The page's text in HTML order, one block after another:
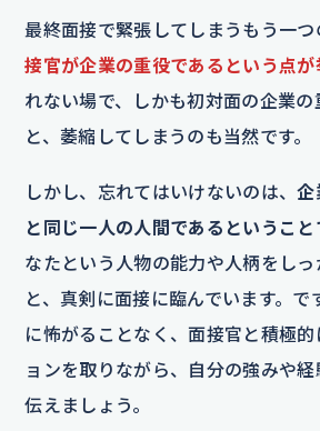
最終面接で緊張してしまうもう一つ
接官が企業の重役であるという点が
れない場で、しかも初対面の企業の
と、萎縮してしまうのも当然です。
しかし、忘れてはいけないのは、企
と同じ一人の人間であるということ
なたという人物の能力や人柄をしっ
と、真剣に面接に臨んでいます。で
に怖がることなく、面接官と積極
ョンを取りながら、自分の強みや
伝えましょう。